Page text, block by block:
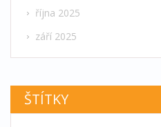
října 2025
září 2025
ŠTÍTKY